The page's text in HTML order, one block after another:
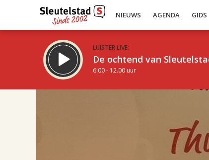
NIEUWS AGENDA GIDS
LUISTER LIVE:
De ochtend van
6.00 - 12.00 uur